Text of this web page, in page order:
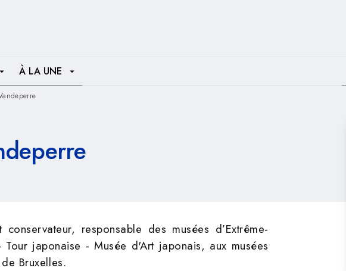
arrow_drop_down À LA UNE arrow_drop_down
responsable des musées d’Extrême-
japonaise - Musée d'Art japonais, aux musées
Bruxelles.